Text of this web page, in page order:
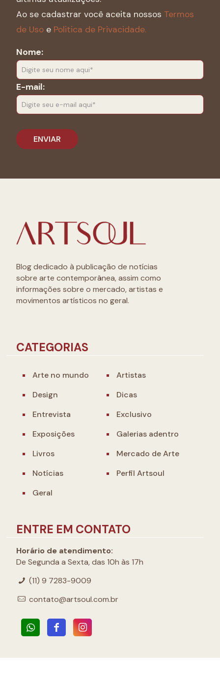
Ao se cadastrar você aceita nossos Termos
de Uso e Politica de Privacidade.
Nome:
E-mail:
Blog dedicado à publicação de notícias
sobre arte contemporânea, assim como
informações sobre o mercado, artistas e
movimentos artísticos no geral.
CATEGORIAS
Arte no mundo
Artistas
Design
Dicas
Entrevista
Exclusivo
Exposições
Galerias adentro
Livros
Mercado de Arte
Notícias
Perfil Artsoul
Geral
ENTRE EM CONTATO
Horário de atendimento:
De Segunda a Sexta, das 10h às 17h
(11) 9 7283-9009
contato@artsoul.com.br